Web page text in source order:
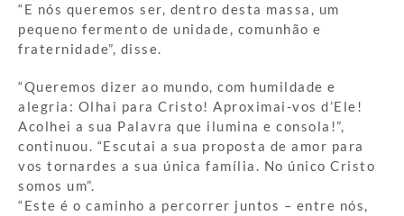
“E nós queremos ser, dentro desta massa, um
pequeno fermento de unidade, comunhão e
fraternidade”, disse.
“Queremos dizer ao mundo, com humildade e
alegria: Olhai para Cristo! Aproximai-vos d’Ele!
Acolhei a sua Palavra que ilumina e consola!”,
continuou. “Escutai a sua proposta de amor para
vos tornardes a sua única família. No único Cristo
somos um”.
“Este é o caminho a percorrer juntos – entre nós,